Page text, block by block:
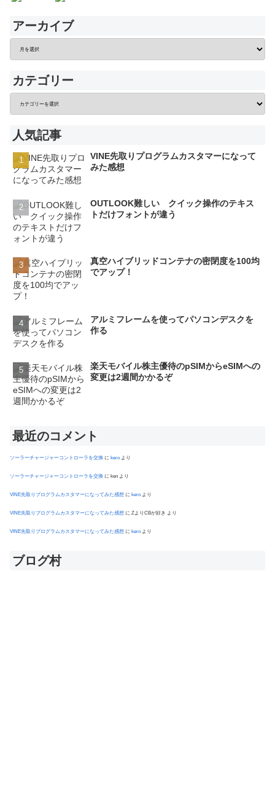
アーカイブ
カテゴリー
人気記事
VINE先取りプログラムカスタマーになって
みた感想
OUTLOOK難しい クイック操作のテキス
トだけフォントが違う
真空ハイブリッドコンテナの密閉度を100均
でアップ！
アルミフレームを使ってパソコンデスクを
作る
楽天モバイル株主優待のpSIMからeSIMへの
変更は2週間かかるぞ
最近のコメント
ソーラーチャージャーコントローラを交換 に kero より
ソーラーチャージャーコントローラを交換 に ken より
VINE先取りプログラムカスタマーになってみた感想 に kero より
VINE先取りプログラムカスタマーになってみた感想 に ZよりCBが好き より
VINE先取りプログラムカスタマーになってみた感想 に kero より
ブログ村